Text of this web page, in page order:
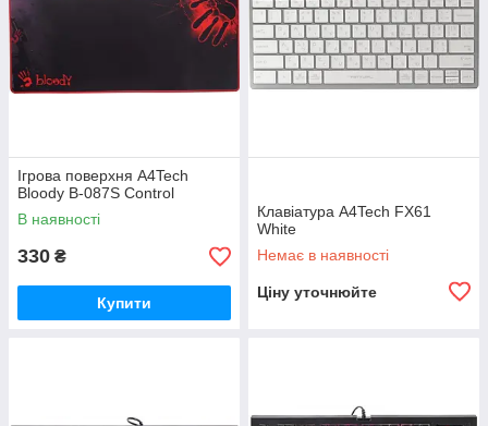
Ігрова поверхня A4Tech
Bloody B-087S Control
В наявності
330 ₴
Купити
Клавіатура A4Tech FX61
White
Немає в наявності
Ціну уточнюйте